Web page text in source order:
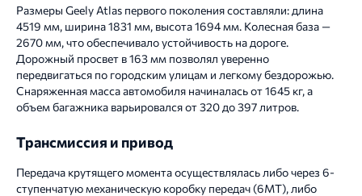
Размеры Geely Atlas первого поколения составляли: длина
4519 мм, ширина 1831 мм, высота 1694 мм. Колесная база —
2670 мм, что обеспечивало устойчивость на дороге.
Дорожный просвет в 163 мм позволял уверенно
передвигаться по городским улицам и легкому бездорожью.
Снаряженная масса автомобиля начиналась от 1645 кг, а
объем багажника варьировался от 320 до 397 литров.
Трансмиссия и привод
Передача крутящего момента осуществлялась либо через 6-
ступенчатую механическую коробку передач (6MT), либо